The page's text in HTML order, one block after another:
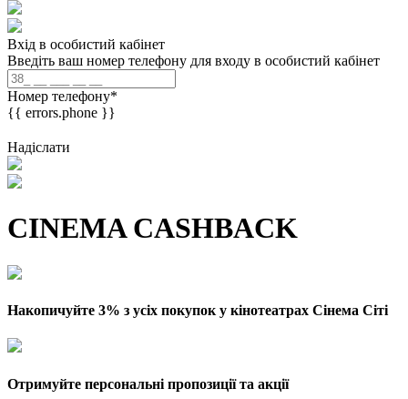
Вхід в особистий кабінет
Введіть ваш номер телефону для входу в особистий кабінет
Номер телефону*
{{ errors.phone }}
Надіслати
CINEMA CASHBACK
Накопичуйте 3% з усіх покупок у кінотеатрах Сінема Сіті
Отримуйте персональні пропозиції та акції